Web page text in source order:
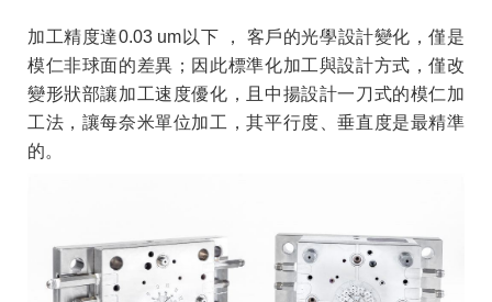
加工精度達0.03 um以下 ， 客戶的光學設計變化，僅是
模仁非球面的差異；因此標準化加工與設計方式，僅改
變形狀部讓加工速度優化，且中揚設計一刀式的模仁加
工法，讓每奈米單位加工，其平行度、垂直度是最精準
的。